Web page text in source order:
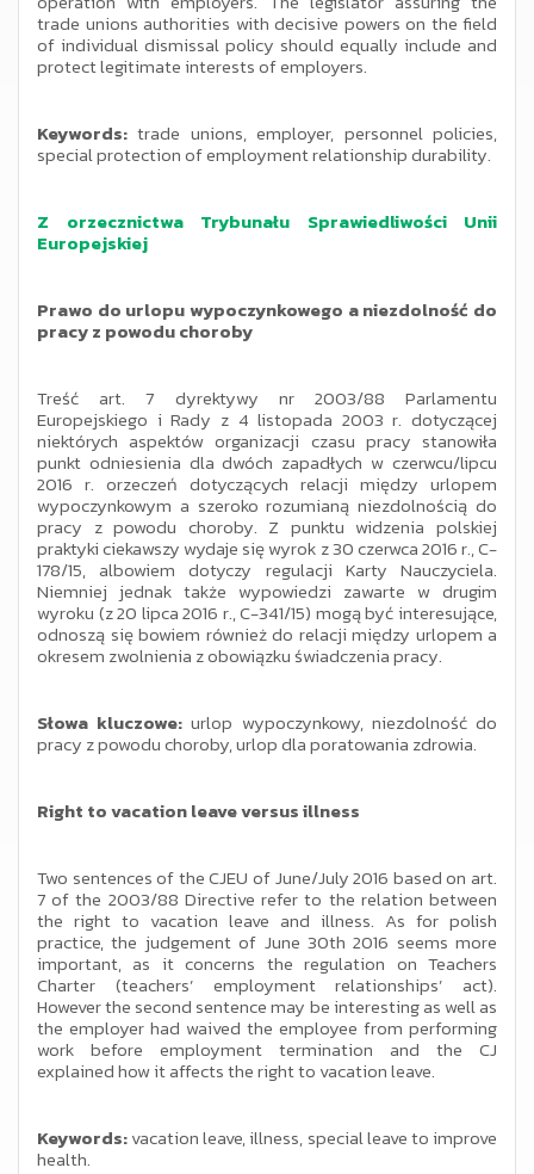
trade unions authorities with decisive powers on the field
of individual dismissal policy should equally include and
protect legitimate interests of employers.
Keywords: trade unions, employer, personnel policies,
special protection of employment relationship durability.
Z orzecznictwa Trybunału Sprawiedliwości Unii
Europejskiej
Prawo do urlopu wypoczynkowego a niezdolność do
pracy z powodu choroby
Treść art. 7 dyrektywy nr 2003/88 Parlamentu
Europejskiego i Rady z 4 listopada 2003 r. dotyczącej
niektórych aspektów organizacji czasu pracy stanowiła
punkt odniesienia dla dwóch zapadłych w czerwcu/lipcu
2016 r. orzeczeń dotyczących relacji między urlopem
wypoczynkowym a szeroko rozumianą niezdolnością do
pracy z powodu choroby. Z punktu widzenia polskiej
praktyki ciekawszy wydaje się wyrok z 30 czerwca 2016 r., C-
178/15, albowiem dotyczy regulacji Karty Nauczyciela.
Niemniej jednak także wypowiedzi zawarte w drugim
wyroku (z 20 lipca 2016 r., C-341/15) mogą być interesujące,
odnoszą się bowiem również do relacji między urlopem a
okresem zwolnienia z obowiązku świadczenia pracy.
Słowa kluczowe: urlop wypoczynkowy, niezdolność do
pracy z powodu choroby, urlop dla poratowania zdrowia.
Right to vacation leave versus illness
Two sentences of the CJEU of June/July 2016 based on art.
7 of the 2003/88 Directive refer to the relation between
the right to vacation leave and illness. As for polish
practice, the judgement of June 30th 2016 seems more
important, as it concerns the regulation on Teachers
Charter (teachers’ employment relationships’ act).
However the second sentence may be interesting as well as
the employer had waived the employee from performing
work before employment termination and the CJ
explained how it affects the right to vacation leave.
Keywords:vacation leave, illness, special leave to improve
health.